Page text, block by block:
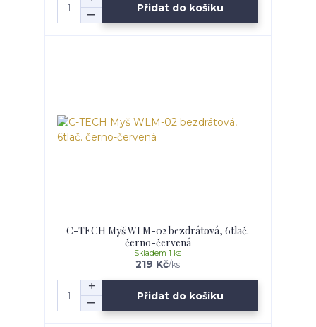
Přidat do košíku
C-TECH Myš WLM-02 bezdrátová, 6tlač.
černo-červená
219 Kč/ks
Skladem 1 ks
Přidat do košíku